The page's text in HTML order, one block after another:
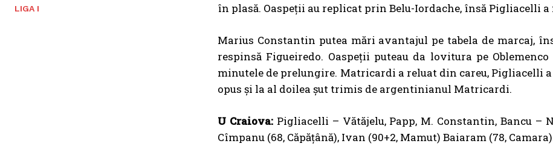
LIGA I
în plasă. Oaspeții au replicat prin Belu-Iordache, însă Pigliacelli a
Marius Constantin putea mări avantajul pe tabela de marcaj,
respinsă Figueiredo. Oaspeții puteau da lovitura pe
minutele de prelungire. Matricardi a reluat din careu, Pigliacelli
opus și la al doilea șut trimis de argentinianul Matricardi.
U Craiova: Pigliacelli – Vătăjelu, Papp, M. Constantin, Bancu –
Cîmpanu (68, Căpățână), Ivan (90+2, Mamut) Baiaram (78,